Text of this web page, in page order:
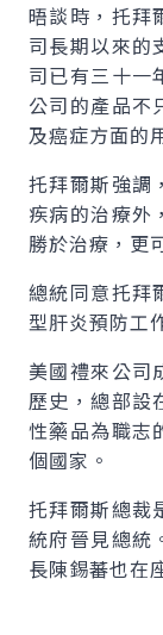
晤談時，托拜
司長期以來的
司已有三十一
公司的產品不
及癌症方面的
托拜爾斯強調
疾病的治療外
勝於治療，更
總統同意托拜
型肝炎預防工
美國禮來公司
歷史，總部設
性藥品為職志
個國家。
托拜爾斯總裁
統府晉見總統
長陳錫蕃也在